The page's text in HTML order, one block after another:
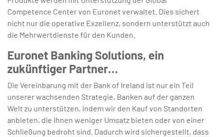
Competence Center von Euronet verwaltet. Dies sichert
nicht nur die operative Exzellenz, sondern unterstützt auch
die Mehrwertdienste für den Kunden.
Euronet Banking Solutions, ein
zukünftiger Partner…
Die Vereinbarung mit der Bank of Ireland ist nur ein Teil
unserer wachsenden Strategie, Banken auf der ganzen
Welt zu unterstützen, indem wir den Kauf von Standorten
anbieten, die ihnen weniger Umsatz bieten oder von einer
Schließung bedroht sind. Dadurch wird sichergestellt, dass